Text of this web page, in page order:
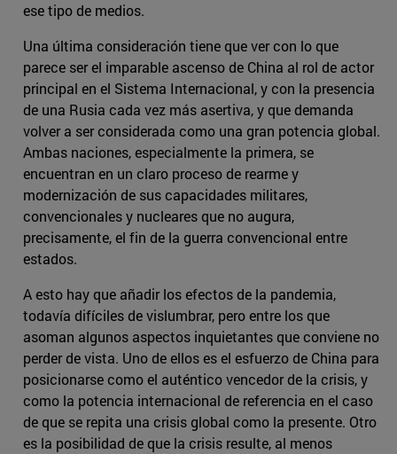
ese tipo de medios.
Una última consideración tiene que ver con lo que
parece ser el imparable ascenso de China al rol de actor
principal en el Sistema Internacional, y con la presencia
de una Rusia cada vez más asertiva, y que demanda
volver a ser considerada como una gran potencia global.
Ambas naciones, especialmente la primera, se
encuentran en un claro proceso de rearme y
modernización de sus capacidades militares,
convencionales y nucleares que no augura,
precisamente, el fin de la guerra convencional entre
estados.
A esto hay que añadir los efectos de la pandemia,
todavía difíciles de vislumbrar, pero entre los que
asoman algunos aspectos inquietantes que conviene no
perder de vista. Uno de ellos es el esfuerzo de China para
posicionarse como el auténtico vencedor de la crisis, y
como la potencia internacional de referencia en el caso
de que se repita una crisis global como la presente. Otro
es la posibilidad de que la crisis resulte, al menos